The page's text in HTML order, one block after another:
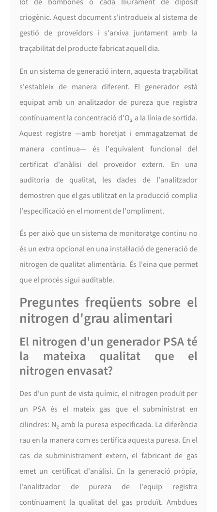
criogènic. Aquest document s'introdueix al sistema de
gestió de proveïdors i s'arxiva juntament amb la
traçabilitat del producte fabricat aquell dia.
En un sistema de generació intern, aquesta traçabilitat
s'estableix de manera diferent. El generador està
equipat amb un analitzador de pureza que registra
contínuament la concentració d'O₂ a la línia de sortida.
Aquest registre —amb horetjat i emmagatzemat de
manera contínua— és l'equivalent funcional del
certificat d'anàlisi del proveïdor extern. En una
auditoria de qualitat, les dades de l'analitzador
demostren que el gas utilitzat en la producció complia
l'especificació en el moment de l'ompliment.
És per això que un sistema de monitoratge continu no
és un extra opcional en una instal·lació de generació de
nitrogen de qualitat alimentària. És l'eina que permet
que el procés sigui auditable.
Preguntes freqüents sobre el
nitrogen d'grau alimentari
El nitrogen d'un generador PSA té
la mateixa qualitat que el
nitrogen envasat?
Des d'un punt de vista químic, el nitrogen produït per
un PSA és el mateix gas que el subministrat en
cilindres: N₂ amb la puresa especificada. La diferència
rau en la manera com es certifica aquesta puresa. En el
cas de subministrament extern, el fabricant de gas
emet un certificat d'anàlisi. En la generació pròpia,
l'analitzador de pureza de l'equip registra
contínuament la qualitat del gas produït. Ambdues